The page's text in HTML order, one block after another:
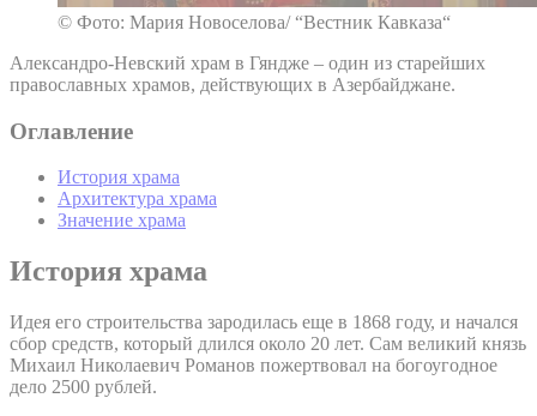
© Фото: Мария Новоселова/ “Вестник Кавказа“
Александро-Невский храм в Гяндже – один из старейших
православных храмов, действующих в Азербайджане.
Оглавление
История храма
Архитектура храма
Значение храма
История храма
Идея его строительства зародилась еще в 1868 году, и начался
сбор средств, который длился около 20 лет. Сам великий князь
Михаил Николаевич Романов пожертвовал на богоугодное
дело 2500 рублей.